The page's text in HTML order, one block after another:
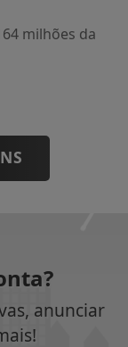
milhões da
anunciar